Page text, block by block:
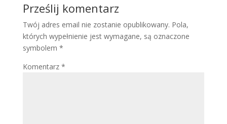
Prześlij komentarz
Twój adres email nie zostanie opublikowany. Pola,
których wypełnienie jest wymagane, są oznaczone
symbolem *
Komentarz *